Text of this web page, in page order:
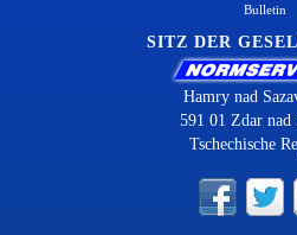
Bulletin
SITZ DER
Hamry nad
591 01 Zdar nad
Tschechische